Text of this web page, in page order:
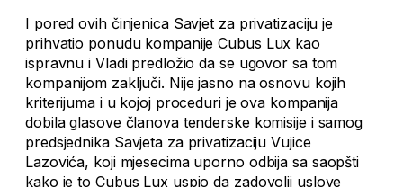
I pored ovih činjenica Savjet za privatizaciju je
prihvatio ponudu kompanije Cubus Lux kao
ispravnu i Vladi predložio da se ugovor sa tom
kompanijom zaključi. Nije jasno na osnovu kojih
kriterijuma i u kojoj proceduri je ova kompanija
dobila glasove članova tenderske komisije i samog
predsjednika Savjeta za privatizaciju Vujice
Lazovića, koji mjesecima uporno odbija sa saopšti
kako je to Cubus Lux uspio da zadovolji uslove